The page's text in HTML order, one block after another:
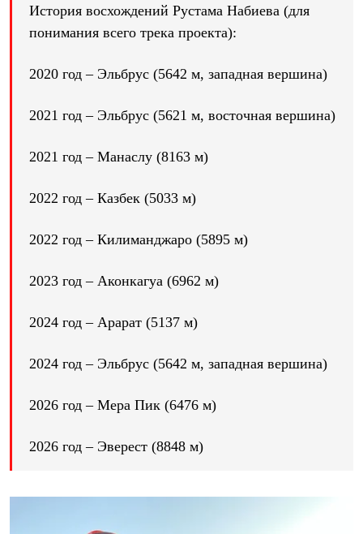
Аксессуары для палаток
Экспедиционные
Альпинистские
Спальные мешки
С синтетическим утеплителем
Сумки и баулы
Сумки
Книги
Коврики
Обувь
Сапоги
Ботинки
Сапоги
Гамаши и бахилы
Гамаши
Тапочки и чуни
История восхождений Рустама Набиева (для
понимания всего трека проекта):
2020 год – Эльбрус (5642 м, западная вершина)
2021 год – Эльбрус (5621 м, восточная вершина)
2021 год – Манаслу (8163 м)
2022 год – Казбек (5033 м)
2022 год – Килиманджаро (5895 м)
2023 год – Аконкагуа (6962 м)
2024 год – Арарат (5137 м)
2024 год – Эльбрус (5642 м, западная вершина)
2026 год – Мера Пик (6476 м)
2026 год – Эверест (8848 м)